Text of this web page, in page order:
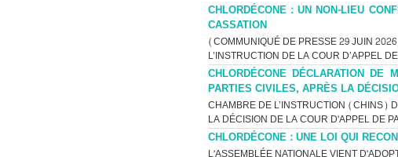
CHLORDÉCONE : UN NON-LIEU
CASSATION
(COMMUNIQUÉ DE PRESSE 29 JUIN
L’INSTRUCTION DE LA COUR D’APPEL
CHLORDÉCONE DÉCLARATION
PARTIES CIVILES, APRÈS LA
CHAMBRE DE L’INSTRUCTION (CHINS)
LA DÉCISION DE LA COUR D'APPEL DE
CHLORDÉCONE : UNE LOI QUI